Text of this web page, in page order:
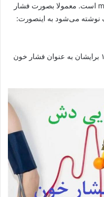
Hg و فشار دیاستولیک زیر ۸۰ mm Hg است. معمولا بصورت فشار
نوشته می‌شود به اینصورت:
افراد مبتلا به فشار خون، عدد ۱۴۰/۹۰ برایشان به عنوان فشار خون